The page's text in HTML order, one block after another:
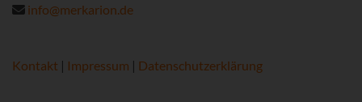
info@merkarion.de
Kontakt | Impressum | Datenschutzerklärung